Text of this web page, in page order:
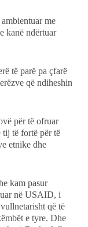
me
kanë ndërtuar
të parë pa çfarë
që ndiheshin
për të ofruar
tij të fortë për të
etnike dhe
kam pasur
në USAID, i
që të
e tyre. Dhe